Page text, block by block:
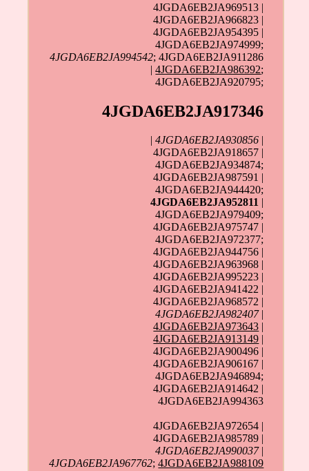
4JGDA6EB2JA969513 |
4JGDA6EB2JA966823 |
4JGDA6EB2JA954395 |
4JGDA6EB2JA974999;
4JGDA6EB2JA994542; 4JGDA6EB2JA911286
|4JGDA6EB2JA986392;
4JGDA6EB2JA920795;
4JGDA6EB2JA917346
|4JGDA6EB2JA930856
4JGDA6EB2JA918657 |
4JGDA6EB2JA934874;
4JGDA6EB2JA987591 |
4JGDA6EB2JA944420;
4JGDA6EB2JA952811
4JGDA6EB2JA979409;
4JGDA6EB2JA975747 |
4JGDA6EB2JA972377;
4JGDA6EB2JA944756 |
4JGDA6EB2JA963968 |
4JGDA6EB2JA995223 |
4JGDA6EB2JA941422 |
4JGDA6EB2JA968572 |
4JGDA6EB2JA982407|
4JGDA6EB2JA973643
4JGDA6EB2JA913149
4JGDA6EB2JA900496 |
4JGDA6EB2JA906167 |
4JGDA6EB2JA946894;
4JGDA6EB2JA914642 |
4JGDA6EB2JA994363
4JGDA6EB2JA972654 |
4JGDA6EB2JA985789 |
4JGDA6EB2JA990037|
4JGDA6EB2JA967762;4JGDA6EB2JA988109